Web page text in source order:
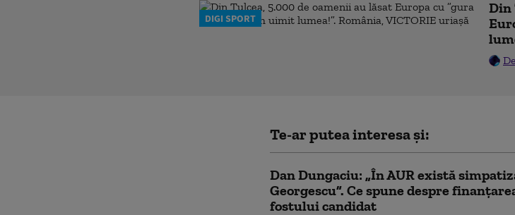
DIGI SPORT
Din
Te-ar putea interesa și:
Dan Dungaciu: „În AUR există
Georgescu”. Ce spune despre
fostului candidat